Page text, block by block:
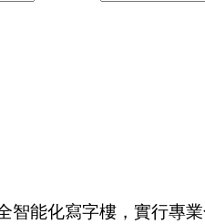
智能化寫字樓，實行專